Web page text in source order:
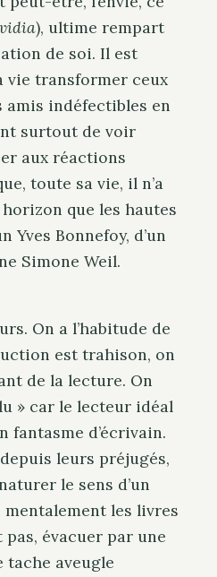
), ultime rempart
de soi. Il est
transformer ceux
amis indéfectibles en
surtout de voir
aux réactions
toute sa vie, il n’a
que les hautes
Yves Bonnefoy, d’un
Simone Weil.
On a l’habitude de
est trahison, on
de la lecture. On
» car le lecteur idéal
fantasme d’écrivain.
leurs préjugés,
le sens d’un
les livres
évacuer par une
tache aveugle